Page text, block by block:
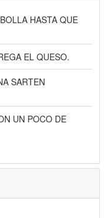
HASTA QUE
EL QUESO.
SARTEN
UN POCO DE